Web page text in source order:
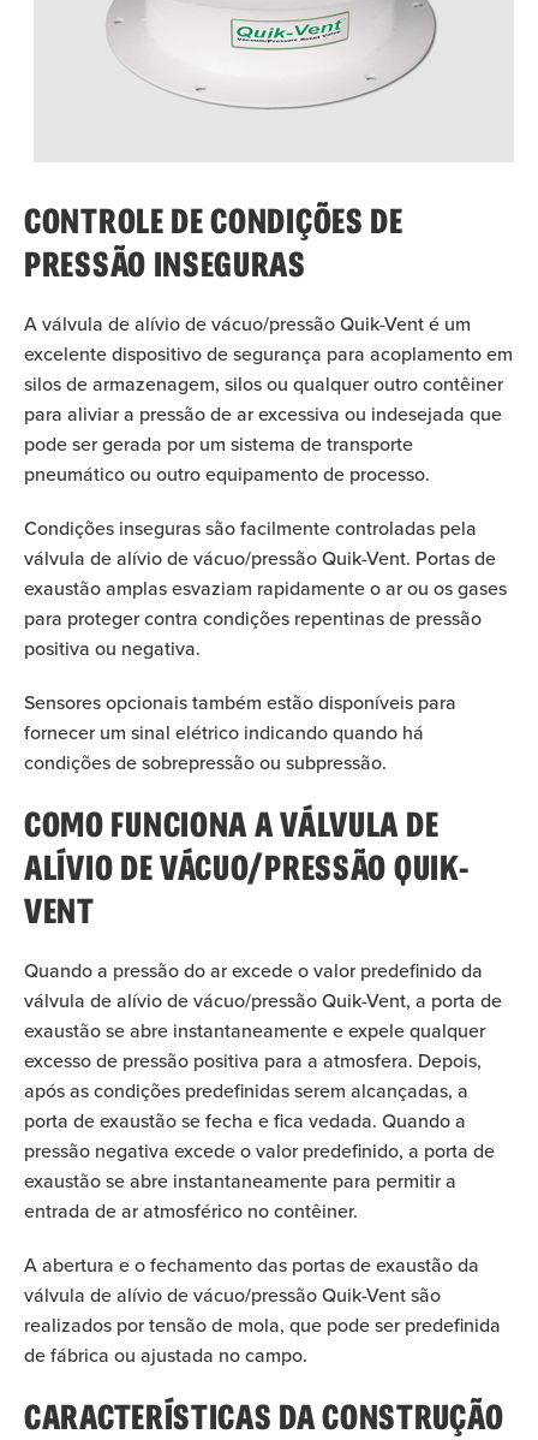
CONTROLE DE CONDIÇÕES DE
PRESSÃO INSEGURAS
A válvula de alívio de vácuo/pressão Quik-Vent é um
excelente dispositivo de segurança para acoplamento em
silos de armazenagem, silos ou qualquer outro contêiner
para aliviar a pressão de ar excessiva ou indesejada que
pode ser gerada por um sistema de transporte
pneumático ou outro equipamento de processo.
Condições inseguras são facilmente controladas pela
válvula de alívio de vácuo/pressão Quik-Vent. Portas de
exaustão amplas esvaziam rapidamente o ar ou os gases
para proteger contra condições repentinas de pressão
positiva ou negativa.
Sensores opcionais também estão disponíveis para
fornecer um sinal elétrico indicando quando há
condições de sobrepressão ou subpressão.
COMO FUNCIONA A VÁLVULA DE
ALÍVIO DE VÁCUO/PRESSÃO QUIK-
VENT
Quando a pressão do ar excede o valor predefinido da
válvula de alívio de vácuo/pressão Quik-Vent, a porta de
exaustão se abre instantaneamente e expele qualquer
excesso de pressão positiva para a atmosfera. Depois,
após as condições predefinidas serem alcançadas, a
porta de exaustão se fecha e fica vedada. Quando a
pressão negativa excede o valor predefinido, a porta de
exaustão se abre instantaneamente para permitir a
entrada de ar atmosférico no contêiner.
A abertura e o fechamento das portas de exaustão da
válvula de alívio de vácuo/pressão Quik-Vent são
realizados por tensão de mola, que pode ser predefinida
de fábrica ou ajustada no campo.
CARACTERÍSTICAS DA CONSTRUÇÃO